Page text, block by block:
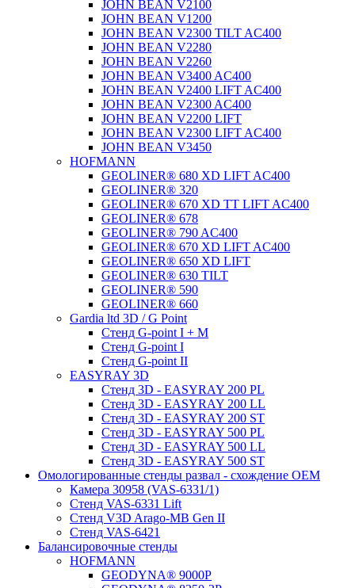
JOHN BEAN V2100
JOHN BEAN V1200
JOHN BEAN V2300 TILT AC400
JOHN BEAN V2280
JOHN BEAN V2260
JOHN BEAN V3400 AC400
JOHN BEAN V2400 LIFT AC400
JOHN BEAN V2300 AC400
JOHN BEAN V2200 LIFT
JOHN BEAN V2300 LIFT AC400
JOHN BEAN V3450
HOFMANN
GEOLINER® 680 XD LIFT AC400
GEOLINER® 320
GEOLINER® 670 XD TT LIFT AC400
GEOLINER® 678
GEOLINER® 790 AC400
GEOLINER® 670 XD LIFT AC400
GEOLINER® 650 XD LIFT
GEOLINER® 630 TILT
GEOLINER® 590
GEOLINER® 660
Gardia ltd 3D / G Point
Стенд G-point I + M
Стенд G-point I
Стенд G-point II
EASYRAY 3D
Стенд 3D - EASYRAY 200 PL
Стенд 3D - EASYRAY 200 LL
Стенд 3D - EASYRAY 200 ST
Стенд 3D - EASYRAY 500 PL
Стенд 3D - EASYRAY 500 LL
Стенд 3D - EASYRAY 500 ST
Омологированные стенды развал - схождение OEM
Камера 30958 (VAS-6331/1)
Стенд VAS-6331 Lift
Стенд V3D Arago-MB Gen II
Стенд VAS-6421
Балансировочные стенды
HOFMANN
GEODYNA® 9000P